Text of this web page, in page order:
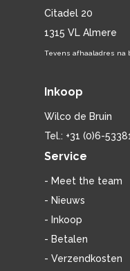
Citadel 20
1315 VL Almere
Tevens afhaaladres na
Inkoop
Wilco de Bruin
Tel.: +31 (0)6-
Service
- Meet the team
- Nieuws
- Inkoop
- Betalen
- Verzendkosten